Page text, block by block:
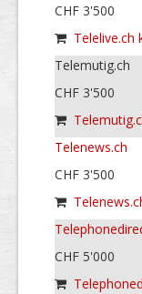
CHF 3'500
Telelive.ch
Telemutig.ch
CHF 3'500
Telenews.ch
CHF 3'500
CHF 5'000